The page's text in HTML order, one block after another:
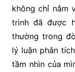
không chỉ nắm
trình đã được
thường trong
lý luận phân
tầm nhìn của